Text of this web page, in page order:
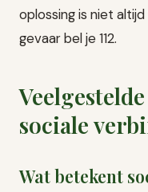
oplossing is niet
gevaar bel je 112.
sociale
Wat betekent